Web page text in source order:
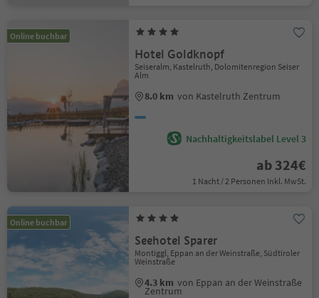
Online buchbar
Hotel Goldknopf
Seiseralm, Kastelruth, Dolomitenregion Seiser
Alm
8.0 km von Kastelruth Zentrum
Nachhaltigkeitslabel Level 3
ab 324€
1 Nacht / 2 Personen Inkl. MwSt.
Online buchbar
Seehotel Sparer
Montiggl, Eppan an der Weinstraße, Südtiroler
Weinstraße
4.3 km von Eppan an der Weinstraße
Zentrum